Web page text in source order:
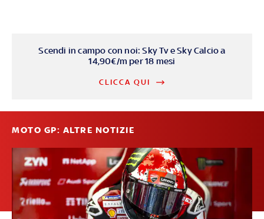
Scendi in campo con noi: Sky Tv e Sky Calcio a
14,90€/m per 18 mesi
CLICCA QUI
MOTO GP: ALTRE NOTIZIE